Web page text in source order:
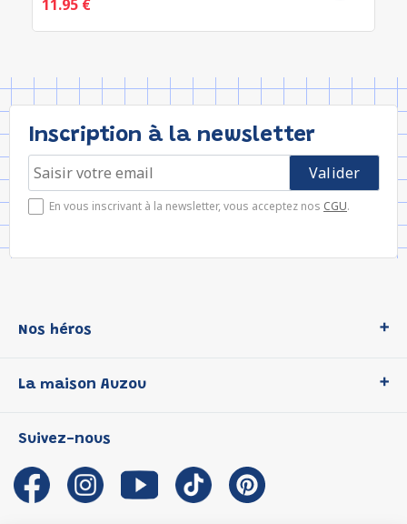
11.95 €
Inscription à la newsletter
En vous inscrivant à la newsletter, vous acceptez nos CGU.
Nos héros
P'tit Loup
Les Influenceuses
Migali
Petite Taupe
La maison Auzou
Notre histoire
Auzou s'engage
Auteurs et illustrateurs Auzou
Suivez-nous